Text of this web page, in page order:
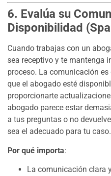
6. Evalúa su
Disponibilidad
Cuando trabajas con un
sea receptivo y te mantenga
proceso. La comunicación
que el abogado esté
proporcionarte
abogado parece estar
a tus preguntas o no
sea el adecuado para tu caso.
Por qué importa:
La comunicación clara